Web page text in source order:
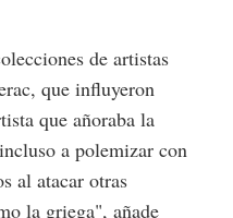
de artistas
que influyeron
que añoraba la
a polemizar con
al atacar otras
la griega", añade